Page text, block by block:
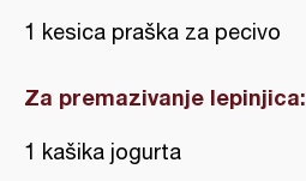
1 kesica praška za pecivo
Za premazivanje lepinjica:
1 kašika jogurta